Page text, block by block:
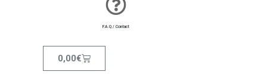
F.A.Q / Contact
0,00€